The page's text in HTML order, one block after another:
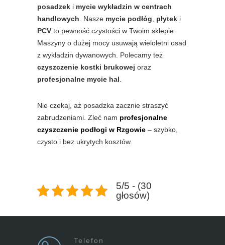
posadzek i mycie wykładzin w centrach
handlowych . Nasze mycie podłóg płytek i
PCV to pewność czystości w Twoim sklepie.
Maszyny o dużej mocy usuwają wieloletni osad
z wykładzin dywanowych. Polecamy też
czyszczenie kostki brukowej oraz
profesjonalne mycie hal
Nie czekaj, aż posadzka zacznie straszyć
zabrudzeniami. Zleć nam profesjonalne
czyszczenie podłogi w Rzgowie – szybko,
czysto i bez ukrytych kosztów.
5/5 - (30
głosów)
Telefon